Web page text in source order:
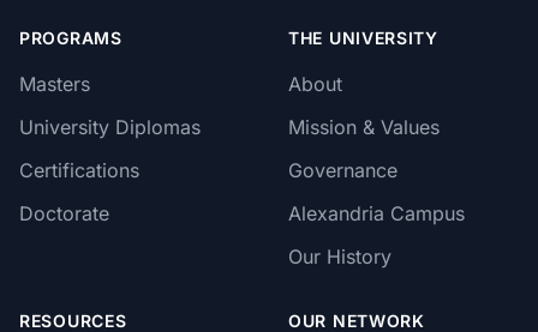
PROGRAMS
Masters
University Diplomas
Certifications
Doctorate
THE UNIVERSITY
About
Mission & Values
Governance
Alexandria Campus
Our History
RESOURCES OUR NETWORK